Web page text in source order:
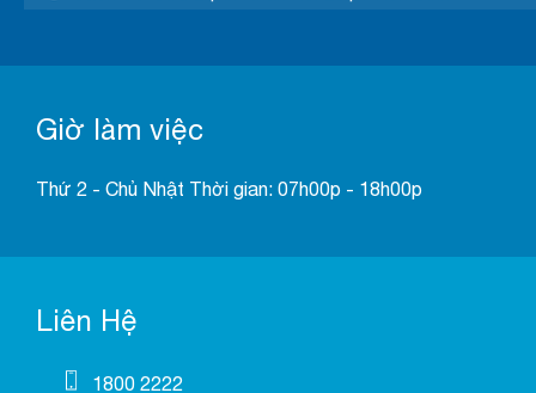
Giờ làm việc
Thứ 2 - Chủ Nhật Thời gian: 07h00p - 18h00p
Liên Hệ
1800 2222